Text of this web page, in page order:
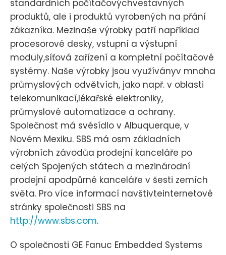
standardních počítačovýchvestavných
produktů, ale i produktů vyrobených na přání
zákazníka. Mezinaše výrobky patří například
procesorové desky, vstupní a výstupní
moduly,síťová zařízení a kompletní počítačové
systémy. Naše výrobky jsou využíványv mnoha
průmyslových odvětvích, jako např. v oblasti
telekomunikací,lékařské elektroniky,
průmyslové automatizace a ochrany.
Společnost má svésídlo v Albuquerque, v
Novém Mexiku. SBS má osm základních
výrobních závodůa prodejní kanceláře po
celých Spojených státech a mezinárodní
prodejní apodpůrné kanceláře v šesti zemích
světa. Pro více informací navštivteinternetové
stránky společnosti SBS na
http://www.sbs.com.
O společnosti GE Fanuc Embedded Systems